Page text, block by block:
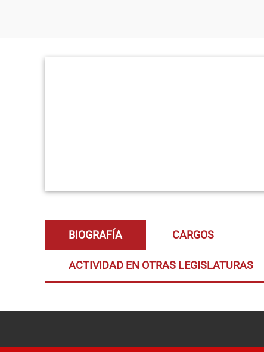
BIOGRAFÍA CARGOS
ACTIVIDAD EN OTRAS LEGISLATURAS